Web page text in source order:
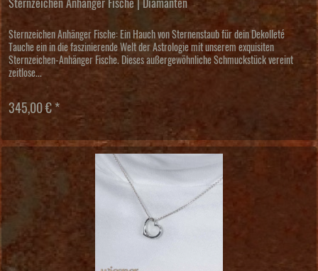
Sternzeichen Anhänger Fische | Diamanten
Sternzeichen Anhänger Fische: Ein Hauch von Sternenstaub für dein Dekolleté
Tauche ein in die faszinierende Welt der Astrologie mit unserem exquisiten
Sternzeichen-Anhänger Fische. Dieses außergewöhnliche Schmuckstück vereint
zeitlose...
345,00 € *